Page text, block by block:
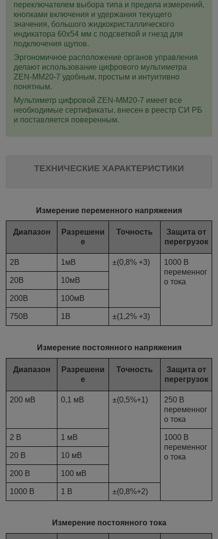
переключателем выбора типа и предела измерений,
кнопками включения и удержания текущего
значения, большого жидкокристаллического
индикатора 60х54 мм с подсветкой и гнезд для
подключения щупов.
Эргономичное расположение органов управления
делают использование цифрового мультиметра
ZEN-MM20-7 удобным, простым и интуитивно
понятным.
Мультиметр цифровой ZEN-MM20-7 имеет все
необходимые сертификаты, внесен в реестр СИ РБ
и поставляется поверенным.
ТЕХНИЧЕСКИЕ ХАРАКТЕРИСТИКИ
Измерение переменного напряжения
Диапазон
Разрешени
е
Точность
Защита от
перегрузок
2В 1мВ ±(0,8% +3)
1000 В
переменног
о тока
20В 10мВ
200В 100мВ
750В 1В ±(1,2% +3)
Измерение постоянного напряжения
Диапазон
Разрешени
е
Точность
Защита от
перегрузок
200 мВ 0,1 мВ ±(0,5%+1)
250 В
переменног
о тока
2 В 1 мВ
1000 В
переменног
о тока
20 В 10 мВ
200 В 100 мВ
1000 В 1 В ±(0,8%+2)
Измерение постоянного тока